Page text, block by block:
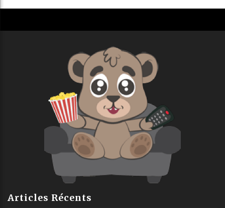
Articles Récents